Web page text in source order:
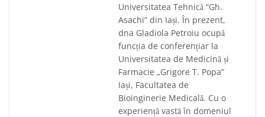
Universitatea Tehnică “Gh.
Asachi” din Iași. În prezent,
dna Gladiola Petroiu ocupă
funcția de conferențiar la
Universitatea de Medicină și
Farmacie „Grigore T. Popa”
Iași, Facultatea de
Bioinginerie Medicală. Cu o
experiență vastă în domeniul